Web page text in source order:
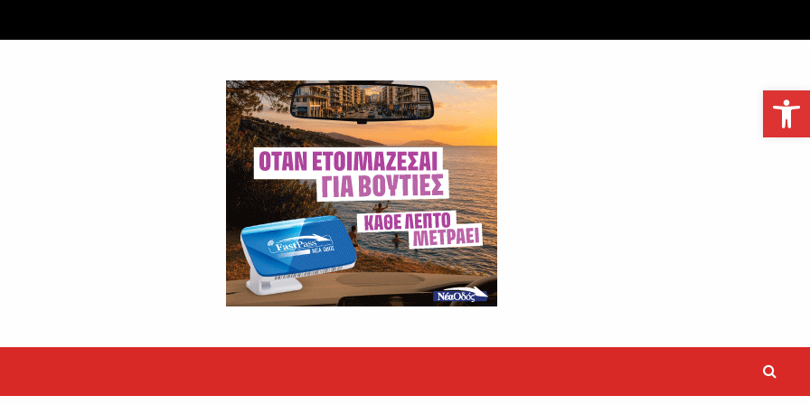
– Επεσε από τη σκαλωσιά
Ανοίξτε τη γραμμή εργαλείων